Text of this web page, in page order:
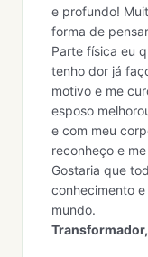
e profundo!
forma de
Parte física eu
tenho dor já
motivo e me
esposo
e com meu
reconheço e
Gostaria que
conhecimento
mundo.